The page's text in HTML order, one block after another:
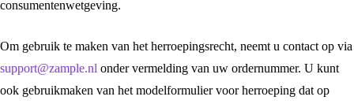
consumentenwetgeving.
Om gebruik te maken van het herroepingsrecht, neemt u contact op via
support@zample.nl onder vermelding van uw ordernummer. U kunt
ook gebruikmaken van het modelformulier voor herroeping dat op